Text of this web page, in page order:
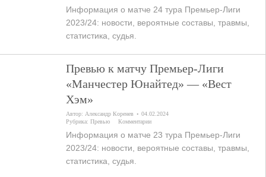
Информация о матче 24 тура Премьер-Лиги
2023/24: новости, вероятные составы, травмы,
статистика, судья.
Превью к матчу Премьер-Лиги
«Манчестер Юнайтед» — «Вест
Хэм»
Автор: Александр Коренев
04.02.2024
Рубрика:Превью Комментарии
Информация о матче 23 тура Премьер-Лиги
2023/24: новости, вероятные составы, травмы,
статистика, судья.